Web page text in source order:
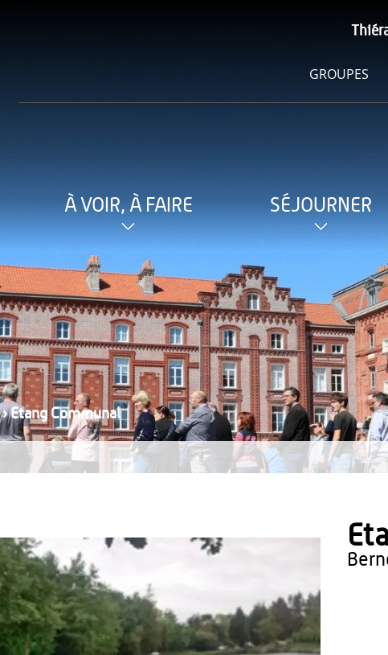
GROUPES
À VOIR, À FAIRE SÉJOURNER
›Etang Communal